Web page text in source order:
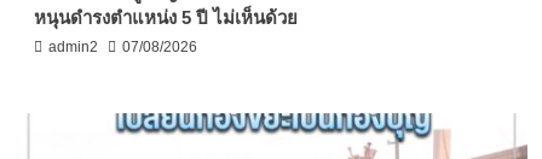
หนุนดำรงตำแหน่ง 5 ปี ไม่เห็นด้วย
admin2 07/08/2026